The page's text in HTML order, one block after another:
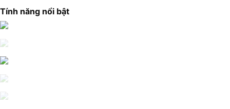
Tính năng nổi bật